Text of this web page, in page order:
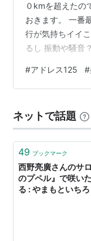
０kmを超えたの
おきます。 一番
行が気持ちイイ
るし 振動や騒音
じます。 次ぎ以
費はイイですね
法定速度内では
じる事はほぼあ
旦車速…
#アドレス125 #
ネットで話題
49 ブックマーク
西野亮廣さんのサ
のプペル』で咲い
る : やまもといち